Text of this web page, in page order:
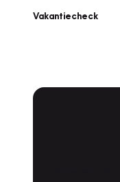
Vakantiecheck